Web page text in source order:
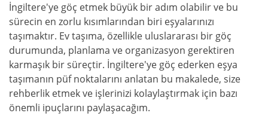
İngiltere'ye göç etmek büyük bir adım olabilir ve bu
sürecin en zorlu kısımlarından biri eşyalarınızı
taşımaktır. Ev taşıma, özellikle uluslararası bir göç
durumunda, planlama ve organizasyon gerektiren
karmaşık bir süreçtir. İngiltere'ye göç ederken eşya
taşımanın püf noktalarını anlatan bu makalede, size
rehberlik etmek ve işlerinizi kolaylaştırmak için bazı
önemli ipuçlarını paylaşacağım.